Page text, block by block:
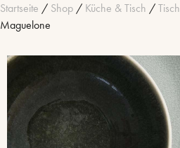
Startseite / Shop / Küche & Tisch /Tisch
Maguelone